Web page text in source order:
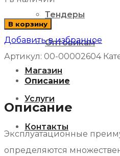
Тендеры
Оптовикам
Магазин
Услуги
Контакты
Количество
товара
Аккумулятор
ZUBR
6СТ-75Ач
В корзину
Добавить в избранное
Артикул: 00-00002604
Описание
Описание
Эксплуатационные
определяются